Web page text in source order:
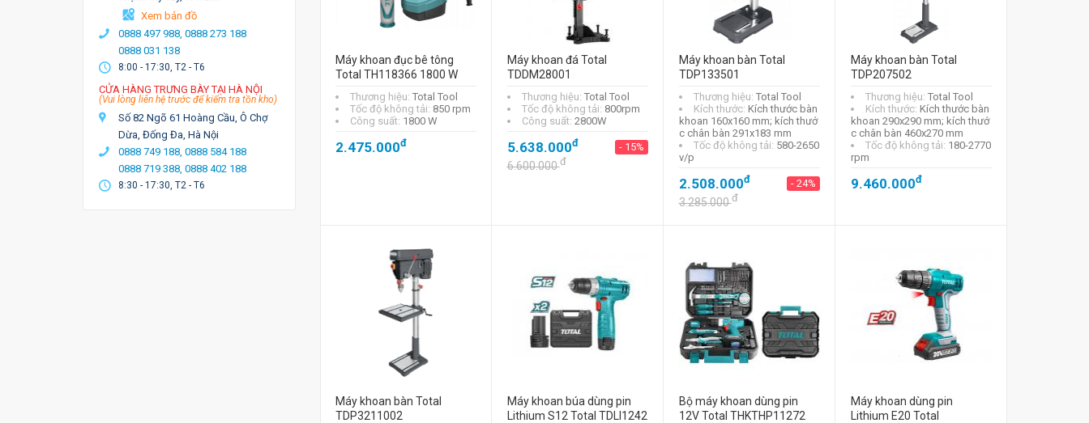
Xem bản đồ
0888 497 988, 0888 273 188
0888 031 138
8:00 - 17:30, T2 - T6
CỬA HÀNG TRƯNG BÀY TẠI HÀ NỘI
(Vui lòng liên hệ trước để kiểm tra tồn kho)
Số 82 Ngõ 61 Hoàng Cầu, Ô Chợ
Dừa, Đống Đa, Hà Nội
0888 749 188, 0888 584 188
0888 719 388, 0888 402 188
8:30 - 17:30, T2 - T6
Máy khoan đục bê tông
Total TH118366 1800 W
Thương hiệu: Total Tool
Tốc độ không tải: 850 rpm
Công suất: 1800 W
2.475.000đ
Máy khoan đá Total
TDDM28001
Thương hiệu: Total Tool
Tốc độ không tải: 800rpm
Công suất: 2800W
5.638.000đ - 15%
6.600.000đ
Máy khoan bàn Total
TDP133501
Thương hiệu: Total Tool
Kích thước: Kích thước bàn
khoan 160x160 mm; kích thướ
c chân bàn 291x183 mm
Tốc độ không tải: 580-2650
v/p
2.508.000đ - 24%
3.285.000đ
Máy khoan bàn Total
TDP207502
Thương hiệu: Total Tool
Kích thước: Kích thước bàn
khoan 290x290 mm; kích thướ
c chân bàn 460x270 mm
Tốc độ không tải: 180-2770
rpm
9.460.000đ
Máy khoan bàn Total
TDP3211002
Máy khoan búa dùng pin
Lithium S12 Total TDLI1242
Bộ máy khoan dùng pin
12V Total THKTHP11272
Máy khoan dùng pin
Lithium E20 Total